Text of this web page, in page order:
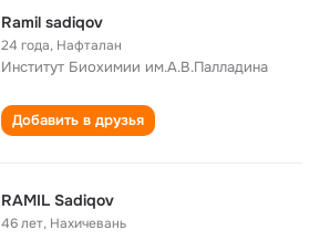
Ramil sadiqov
24 года, Нафталан
Институт Биохимии им.А.В.Палладина
Добавить в друзья
RAMIL Sadiqov
46 лет, Нахичевань